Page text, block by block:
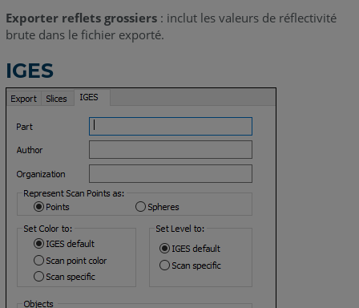
Exporter reflets grossiers: inclut les valeurs de réflectivité
brute dans le fichier exporté.
IGES